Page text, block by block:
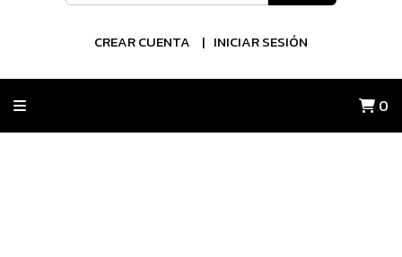
CREAR CUENTA INICIAR SESIÓN
0